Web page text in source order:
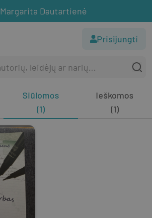
Margarita Dautartienė
Prisijungti
Siūlomos
(1)
Ieškomos
(1)